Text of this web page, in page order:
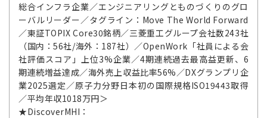
総合インフラ企業／エンジニアリングとものづくりのグロ
ーバルリーダー／タグライン：Move The World Forward
／東証TOPIX Core30銘柄／三菱重工グループ会社数243社
（国内：56社/海外：187社）／OpenWork「社員による会
社評価スコア」上位3%企業／4期連続過去最高益更新、6
期連続増益達成／海外売上収益比率56%／DXグランプリ企
業2025選定／原子力分野日本初の国際規格ISO19443取得
／平均年収1018万円＞
★DiscoverMHI：